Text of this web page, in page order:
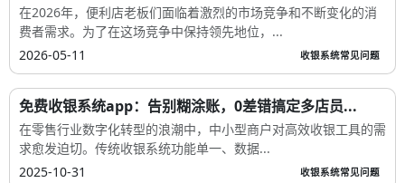
在2026年，便利店老板们面临着激烈的市场竞争和不断变化的消
费者需求。为了在这场竞争中保持领先地位，...
2026-05-11
收银系统常见问题
免费收银系统app：告别糊涂账，0差错搞定多店员...
在零售行业数字化转型的浪潮中，中小型商户对高效收银工具的需
求愈发迫切。传统收银系统功能单一、数据...
2025-10-31
收银系统常见问题